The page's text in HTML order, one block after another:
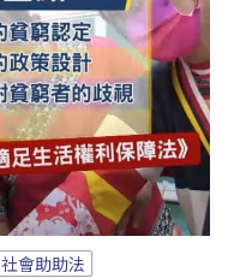
社會助助法